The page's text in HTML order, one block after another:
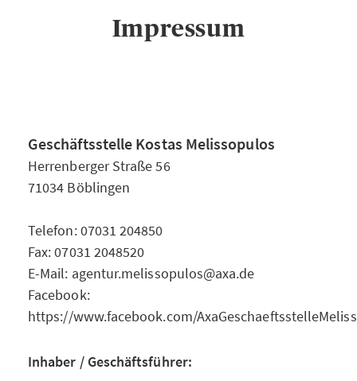
Impressum
Geschäftsstelle Kostas Melissopulos
Herrenberger Straße 56
71034 Böblingen
Telefon: 07031 204850
Fax: 07031 2048520
E-Mail: agentur.melissopulos@axa.de
Facebook:
https://www.facebook.com/
Inhaber / Geschäftsführer: